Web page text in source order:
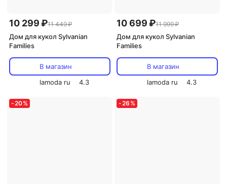
10 299 ₽11 449 ₽
Дом для кукол Sylvanian
Families
В магазин
lamoda ru
4.3
10 699 ₽11 999 ₽
Дом для кукол Sylvanian
Families
В магазин
lamoda ru
4.3
-20% -26 %